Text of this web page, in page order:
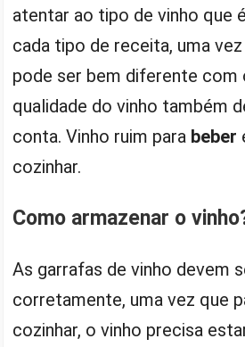
atentar ao tipo de vinho que
cada tipo de receita, uma
pode ser bem diferente com
qualidade do vinho também
conta. Vinho ruim para beber
cozinhar.
Como armazenar o
As garrafas de vinho devem
corretamente, uma vez que
cozinhar, o vinho precisa